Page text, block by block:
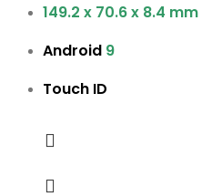
149.2 x 70.6 x 8.4 mm
Android 9
Touch ID